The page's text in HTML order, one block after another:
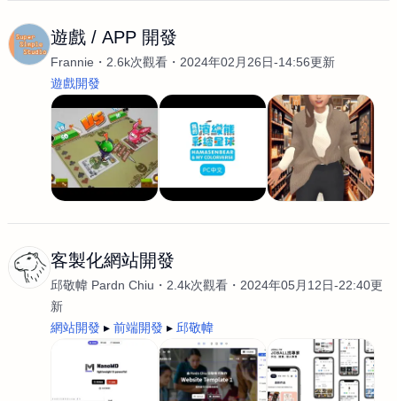
遊戲 / APP 開發
Frannie 2.6k次觀看
2024年02月26日-14:56更新
遊戲開發
客製化網站開發
邱敬幃 Pardn Chiu 2.4k次觀看
2024年05月12日-22:40更
新
網站開發
前端開發 邱敬幃